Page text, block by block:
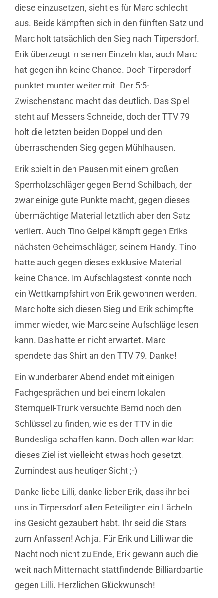
diese einzusetzen, sieht es für Marc schlecht
aus. Beide kämpften sich in den fünften Satz und
Marc holt tatsächlich den Sieg nach Tirpersdorf.
Erik überzeugt in seinen Einzeln klar, auch Marc
hat gegen ihn keine Chance. Doch Tirpersdorf
punktet munter weiter mit. Der 5:5-
Zwischenstand macht das deutlich. Das Spiel
steht auf Messers Schneide, doch der TTV 79
holt die letzten beiden Doppel und den
überraschenden Sieg gegen Mühlhausen.
Erik spielt in den Pausen mit einem großen
Sperrholzschläger gegen Bernd Schilbach, der
zwar einige gute Punkte macht, gegen dieses
übermächtige Material letztlich aber den Satz
verliert. Auch Tino Geipel kämpft gegen Eriks
nächsten Geheimschläger, seinem Handy. Tino
hatte auch gegen dieses exklusive Material
keine Chance. Im Aufschlagstest konnte noch
ein Wettkampfshirt von Erik gewonnen werden.
Marc holte sich diesen Sieg und Erik schimpfte
immer wieder, wie Marc seine Aufschläge lesen
kann. Das hatte er nicht erwartet. Marc
spendete das Shirt an den TTV 79. Danke!
Ein wunderbarer Abend endet mit einigen
Fachgesprächen und bei einem lokalen
Sternquell-Trunk versuchte Bernd noch den
Schlüssel zu finden, wie es der TTV in die
Bundesliga schaffen kann. Doch allen war klar:
dieses Ziel ist vielleicht etwas hoch gesetzt.
Zumindest aus heutiger Sicht ;-)
Danke liebe Lilli, danke lieber Erik, dass ihr bei
uns in Tirpersdorf allen Beteiligten ein Lächeln
ins Gesicht gezaubert habt. Ihr seid die Stars
zum Anfassen! Ach ja. Für Erik und Lilli war die
Nacht noch nicht zu Ende, Erik gewann auch die
weit nach Mitternacht stattfindende Billiardpartie
gegen Lilli. Herzlichen Glückwunsch!